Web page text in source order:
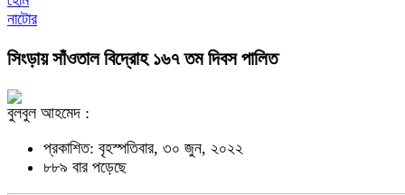
নাটোর
সিংড়ায় সাঁওতাল বিদ্রোহ ১৬৭ তম দিবস পালিত
বুলবুল আহমেদ :
প্রকাশিত: বৃহস্পতিবার, ৩০ জুন, ২০২২
৮৮৯ বার পড়েছে